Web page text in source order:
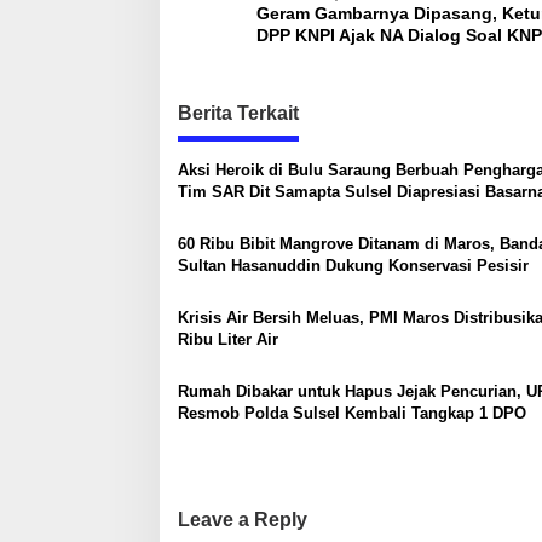
o
n
a
v
i
g
a
t
o
Geram Gambarnya Dipasang,
DPP KNPI Ajak NA Dialog Soal
Berita Terkait
Aksi Heroik di Bulu Saraung Berbuah
Tim SAR Dit Samapta Sulsel Diapresiasi
60 Ribu Bibit Mangrove Ditanam di Maros,
Sultan Hasanuddin Dukung Konservasi Pesisir
Krisis Air Bersih Meluas, PMI Maros
Ribu Liter Air
Rumah Dibakar untuk Hapus Jejak Pencurian,
Resmob Polda Sulsel Kembali Tangkap 1 DPO
Leave a Reply